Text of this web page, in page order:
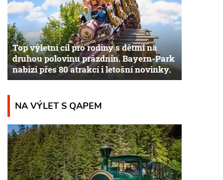
Top výletní cíl pro rodiny s dětmi na
druhou polovinu prázdnin. Bayern-Park
nabízí přes 80 atrakcí i letošní novinky.
NA VÝLET S QAPEM